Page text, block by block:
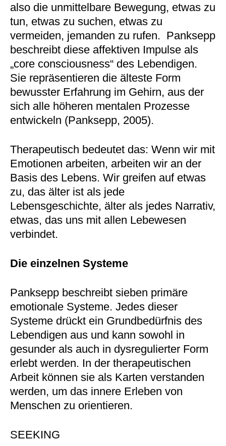
also die unmittelbare Bewegung, etwas zu
tun, etwas zu suchen, etwas zu
vermeiden, jemanden zu rufen. Panksepp
beschreibt diese affektiven Impulse als
„core consciousness“ des Lebendigen.
Sie repräsentieren die älteste Form
bewusster Erfahrung im Gehirn, aus der
sich alle höheren mentalen Prozesse
entwickeln (Panksepp, 2005).
Therapeutisch bedeutet das: Wenn wir mit
Emotionen arbeiten, arbeiten wir an der
Basis des Lebens. Wir greifen auf etwas
zu, das älter ist als jede
Lebensgeschichte, älter als jedes Narrativ,
etwas, das uns mit allen Lebewesen
verbindet.
Die einzelnen Systeme
Panksepp beschreibt sieben primäre
emotionale Systeme. Jedes dieser
Systeme drückt ein Grundbedürfnis des
Lebendigen aus und kann sowohl in
gesunder als auch in dysregulierter Form
erlebt werden. In der therapeutischen
Arbeit können sie als Karten verstanden
werden, um das innere Erleben von
Menschen zu orientieren.
SEEKING